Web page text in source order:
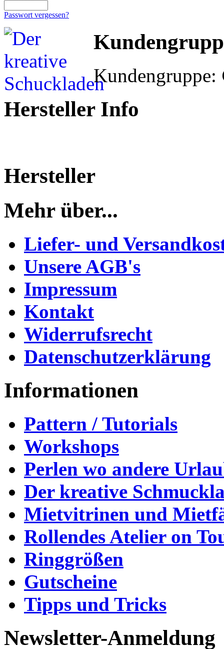
Passwort vergessen?
Kundengruppe:
Hersteller Info
Hersteller
Mehr über...
Liefer- und
Unsere AGB's
Impressum
Kontakt
Widerrufsrecht
Datenschutzerklärung
Informationen
Pattern / Tutorials
Workshops
Perlen wo andere
Der kreative
Mietvitrinen und
Rollendes Atelier on
Ringgrößen
Gutscheine
Tipps und Tricks
Newsletter-Anmeldung